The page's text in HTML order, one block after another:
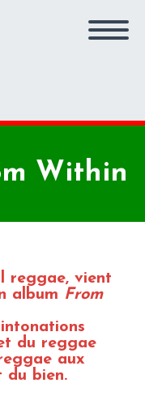
Within
reggae, vient
album From
du reggae
aux
du bien.